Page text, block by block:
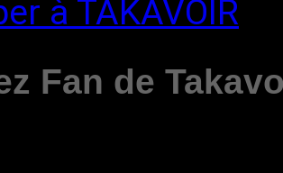
à TAKAVOIR
Fan de